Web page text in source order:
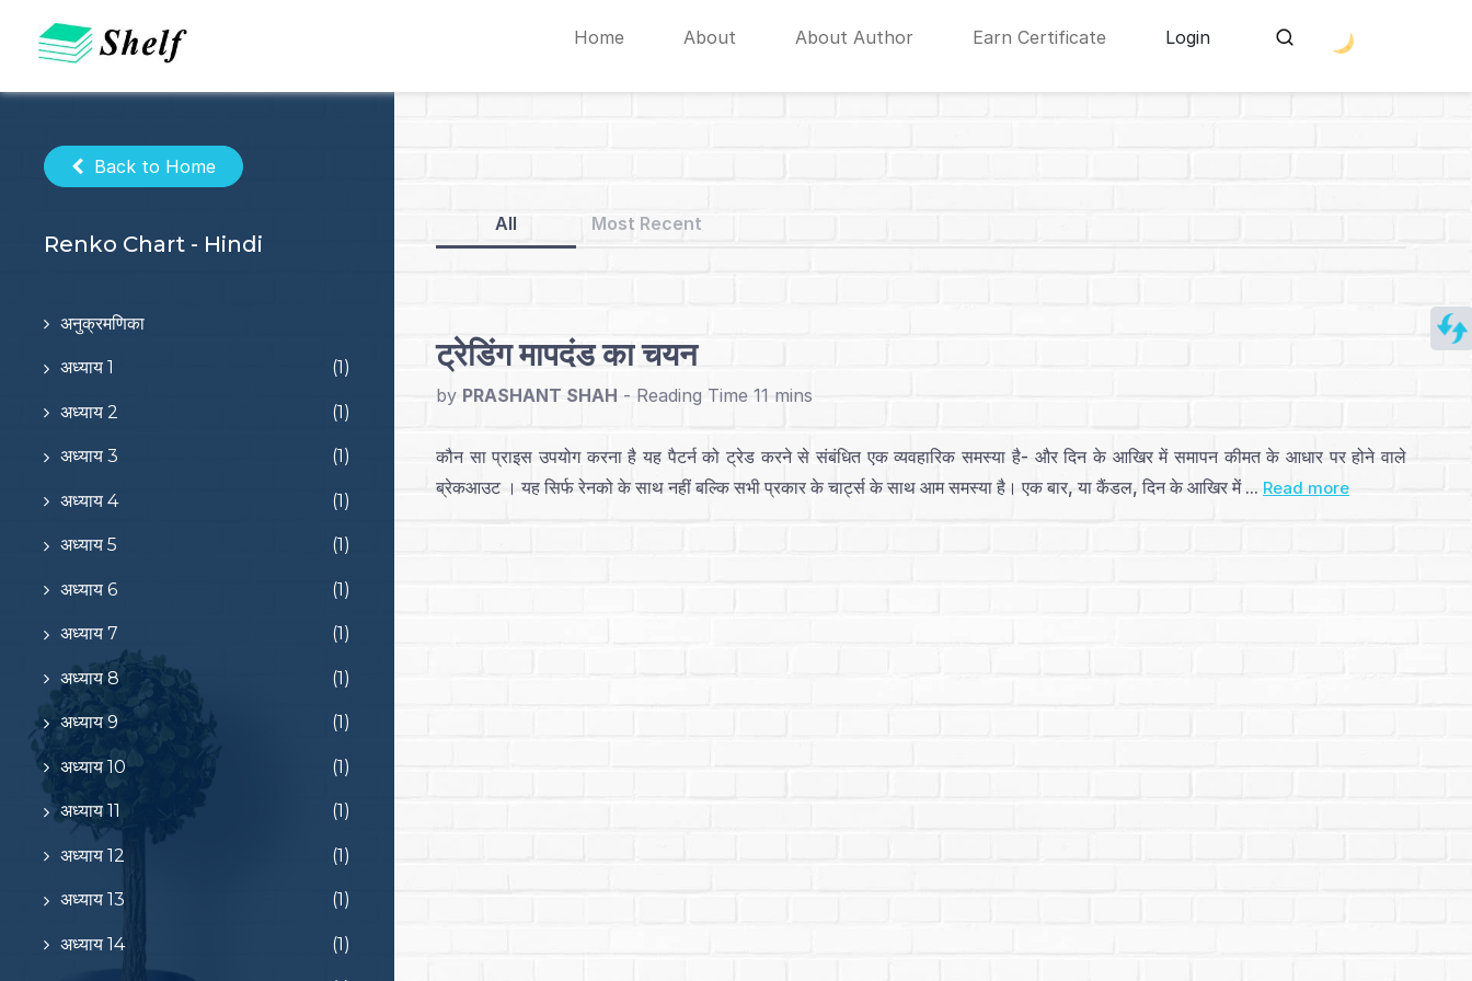
content
Home About About Author Earn Certificate Login
Back to Home
Renko Chart - Hindi
अनुक्रमणिका
अध्याय 1 (1)
अध्याय 2 (1)
अध्याय 3 (1)
अध्याय 4 (1)
अध्याय 5 (1)
अध्याय 6 (1)
अध्याय 7 (1)
अध्याय 8 (1)
अध्याय 9 (1)
अध्याय 10 (1)
अध्याय 11 (1)
अध्याय 12 (1)
अध्याय 13 (1)
अध्याय 14 (1)
All Most Recent
ट्रेडिंग मापदंड का चयन
by PRASHANT SHAH -
कौन सा प्राइस उपयोग करना है यह पैटर्न को ट्रेड करने से संबंधित एक व्यवहारिक समस्या है- और दिन के आखिर में समापन कीमत के आधार पर होने वाले
ब्रेकआउट । यह सिर्फ रेनको के साथ नहीं बल्कि सभी प्रकार के चार्ट्स के साथ आम समस्या है। एक बार, या कैंडल, दिन के आखिर में ... Read more